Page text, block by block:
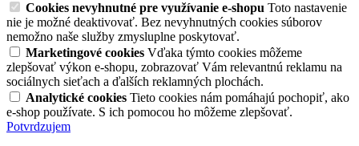
Cookies nevyhnutné pre využívanie e-shopu Toto nastavenie
nie je možné deaktivovať. Bez nevyhnutných cookies súborov
nemožno naše služby zmysluplne poskytovať.
Marketingové cookies Vďaka týmto cookies môžeme
zlepšovať výkon e-shopu, zobrazovať Vám relevantnú reklamu na
sociálnych sieťach a ďalších reklamných plochách.
Analytické cookies Tieto cookies nám pomáhajú pochopiť, ako
e-shop používate. S ich pomocou ho môžeme zlepšovať.
Potvrdzujem